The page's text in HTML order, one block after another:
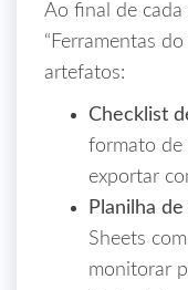
Ao final de
“Ferramentas
artefatos:
Checklist
formato de
exportar
Planilha
Sheets
monitorar